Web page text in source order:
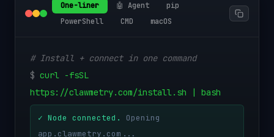
One-liner 🤖 Agent
pip
PowerShell
CMD macOS
# Install + connect in one command
$ curl -fsSL
https://clawmetry.com/install.sh | bash
✓ Node connected.
Opening
app.clawmetry.com...